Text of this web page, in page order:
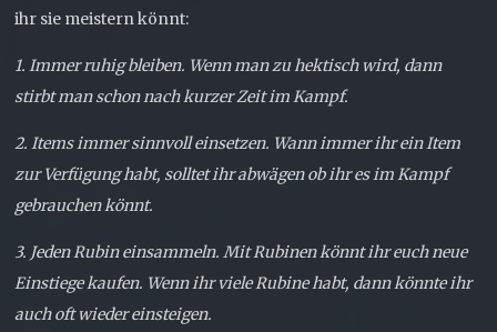
ihr sie meistern könnt:
1. Immer ruhig bleiben. Wenn man zu hektisch wird, dann
stirbt man schon nach kurzer Zeit im Kampf.
2. Items immer sinnvoll einsetzen. Wann immer ihr ein Item
zur Verfügung habt, solltet ihr abwägen ob ihr es im Kampf
gebrauchen könnt.
3. Jeden Rubin einsammeln. Mit Rubinen könnt ihr euch neue
Einstiege kaufen. Wenn ihr viele Rubine habt, dann könnte ihr
auch oft wieder einsteigen.